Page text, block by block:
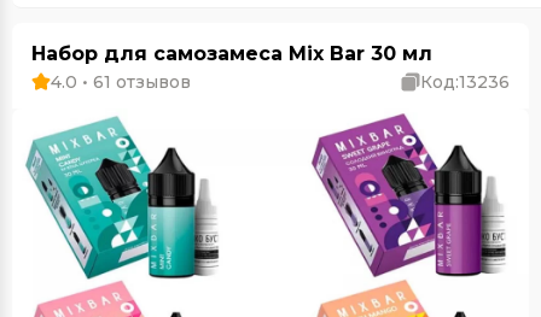
Набор для самозамеса Mix Bar 30 мл
4.0 • 61 отзывов Код:13236